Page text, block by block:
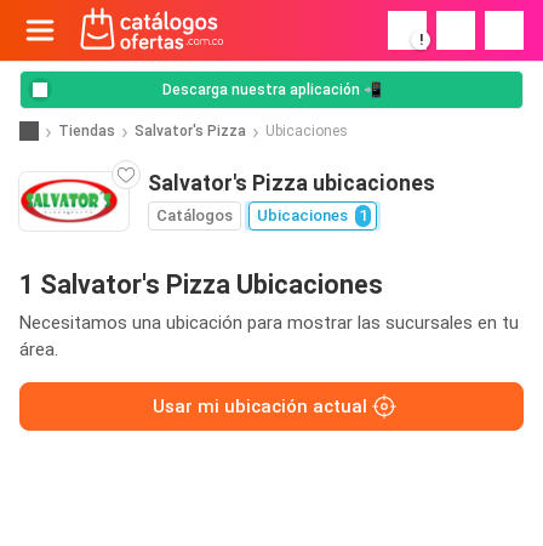
!
Descarga nuestra aplicación 📲
Tiendas Salvator's Pizza Ubicaciones
Salvator's Pizza ubicaciones
Catálogos Ubicaciones 1
1 Salvator's Pizza Ubicaciones
Necesitamos una ubicación para mostrar las sucursales en tu
área.
Usar mi ubicación actual